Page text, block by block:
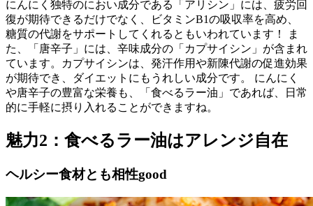
にんにく独特のにおい成分である「アリシン」には、疲労回
復が期待できるだけでなく、ビタミンB1の吸収率を高め、
糖質の代謝をサポートしてくれるともいわれています！ ま
た、「唐辛子」には、辛味成分の「カプサイシン」が含まれ
ています。カプサイシンは、発汗作用や新陳代謝の促進効果
が期待でき、ダイエットにもうれしい成分です。 にんにく
や唐辛子の豊富な栄養も、「食べるラー油」であれば、日常
的に手軽に摂り入れることができますね。
魅力2：食べるラー油はアレンジ自在
ヘルシー食材とも相性good